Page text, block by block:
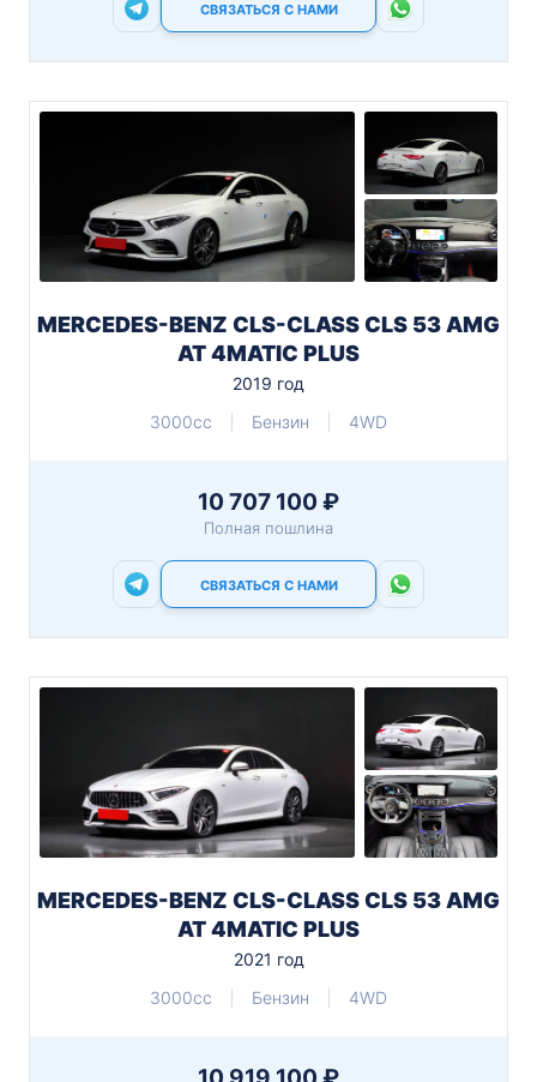
СВЯЗАТЬСЯ С НАМИ
MERCEDES-BENZ CLS-CLASS CLS 53 AMG
AT 4MATIC PLUS
2019 год
3000cc
Бензин 4WD
10 707 100 ₽
Полная пошлина
СВЯЗАТЬСЯ С НАМИ
MERCEDES-BENZ CLS-CLASS CLS 53 AMG
AT 4MATIC PLUS
2021 год
3000cc
Бензин 4WD